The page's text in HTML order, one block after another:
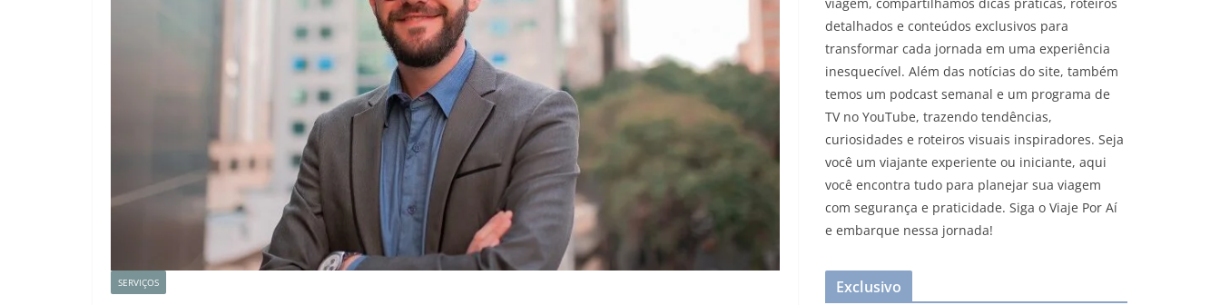
SERVIÇOS
detalhados e conteúdos exclusivos para
transformar cada jornada em uma experiência
inesquecível. Além das notícias do site, também
temos um podcast semanal e um programa de
TV no YouTube, trazendo tendências,
curiosidades e roteiros visuais inspiradores. Seja
você um viajante experiente ou iniciante, aqui
você encontra tudo para planejar sua viagem
com segurança e praticidade. Siga o Viaje Por Aí
e embarque nessa jornada!
Exclusivo